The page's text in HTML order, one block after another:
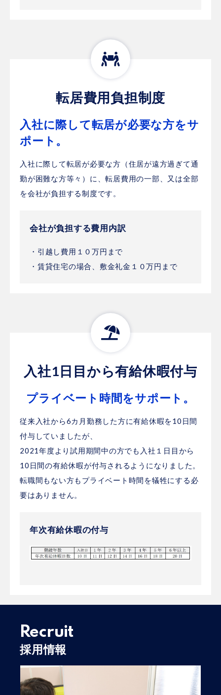
転居費用負担制度
入社に際して転居が必要な方をサ
ポート。
入社に際して転居が必要な方（住居が遠方過ぎて通
勤が困難な方等々）に、転居費用の一部、又は全部
を会社が負担する制度です。
会社が負担する費用内訳
・引越し費用１０万円まで
・賃貸住宅の場合、敷金礼金１０万円まで
入社1日目から有給休暇付与
プライベート時間をサポート。
従来入社から6カ月勤務した方に有給休暇を10日間
付与していましたが、
2021年度より試用期間中の方でも入社１日目から
10日間の有給休暇が付与されるようになりました。
転職間もない方もプライベート時間を犠牲にする必
要はありません。
年次有給休暇の付与
Recruit
採用情報